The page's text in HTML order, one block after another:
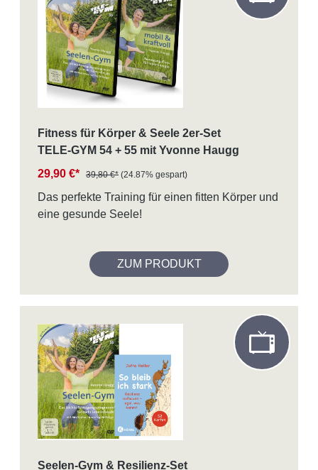
Fitness für Körper & Seele 2er-Set
TELE-GYM 54 + 55 mit Yvonne Haugg
29,90 €*
39,80 €* (24.87% gespart)
Das perfekte Training für einen fitten Körper und
eine gesunde Seele!
ZUM PRODUKT
Seelen-Gym & Resilienz-Set